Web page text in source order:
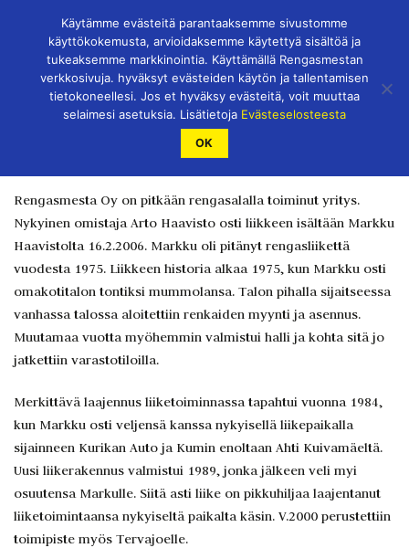
Tietoa meistä
Rengasmesta Oy on pitkään rengasalalla toiminut yritys.
Nykyinen omistaja Arto Haavisto osti liikkeen isältään Markku
Haavistolta 16.2.2006. Markku oli pitänyt rengasliikettä
vuodesta 1975. Liikkeen historia alkaa 1975, kun Markku osti
omakotitalon tontiksi mummolansa. Talon pihalla sijaitseessa
vanhassa talossa aloitettiin renkaiden myynti ja asennus.
Muutamaa vuotta myöhemmin valmistui halli ja kohta sitä jo
jatkettiin varastotiloilla.
Merkittävä laajennus liiketoiminnassa tapahtui vuonna 1984,
kun Markku osti veljensä kanssa nykyisellä liikepaikalla
sijainneen Kurikan Auto ja Kumin enoltaan Ahti Kuivamäeltä.
Uusi liikerakennus valmistui 1989, jonka jälkeen veli myi
osuutensa Markulle. Siitä asti liike on pikkuhiljaa laajentanut
liiketoimintaansa nykyiseltä paikalta käsin. V.2000 perustettiin
toimipiste myös Tervajoelle.
Käytämme evästeitä parantaaksemme sivustomme
käyttökokemusta, arvioidaksemme käytettyä sisältöä ja
tukeaksemme markkinointia. Käyttämällä Rengasmestan
verkkosivuja. hyväksyt evästeiden käytön ja tallentamisen
tietokoneellesi. Jos et hyväksy evästeitä, voit muuttaa
selaimesi asetuksia. Lisätietoja Evästeselosteesta
OK